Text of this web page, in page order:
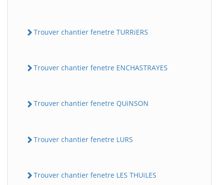
Trouver chantier fenetre TURRiERS
Trouver chantier fenetre ENCHASTRAYES
Trouver chantier fenetre QUiNSON
Trouver chantier fenetre LURS
Trouver chantier fenetre LES THUiLES